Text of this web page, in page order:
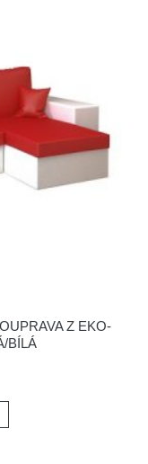
Z EKO-
BÍLÁ